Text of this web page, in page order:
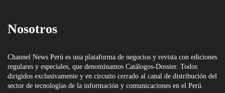
Nosotros
Channel News Perú es una plataforma de negocios y revista con ediciones
regulares y especiales, que denominamos Catálogos-Dossier. Todos
dirigidos exclusivamente y en circuito cerrado al canal de distribución del
sector de tecnologías de la información y comunicaciones en el Perú.